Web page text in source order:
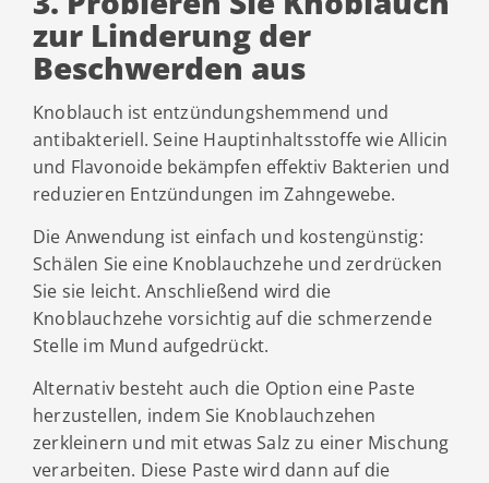
zur Linderung der
Beschwerden aus
Knoblauch ist entzündungshemmend und
antibakteriell. Seine Hauptinhaltsstoffe wie Allicin
und Flavonoide bekämpfen effektiv Bakterien und
reduzieren Entzündungen im Zahngewebe.
Die Anwendung ist einfach und kostengünstig:
Schälen Sie eine Knoblauchzehe und zerdrücken
Sie sie leicht. Anschließend wird die
Knoblauchzehe vorsichtig auf die schmerzende
Stelle im Mund aufgedrückt.
Alternativ besteht auch die Option eine Paste
herzustellen, indem Sie Knoblauchzehen
zerkleinern und mit etwas Salz zu einer Mischung
verarbeiten. Diese Paste wird dann auf die